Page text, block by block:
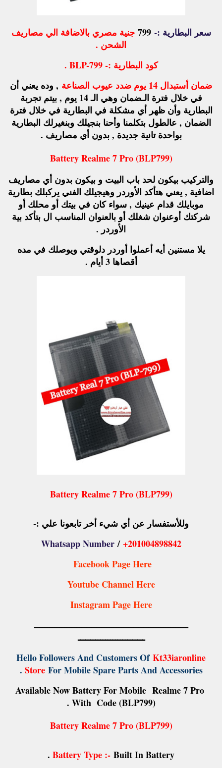
سعر البطارية :- 799
جنية مصري بالاضافة الي مصاريف
الشحن .
كود البطارية :- BLP-799 .
ضمان أستبدال 14 يوم ضدد عيوب الصناعة
, وده يعني أن
في خلال فترة الـضمان وهي الـ 14 يوم , بيتم تجربة
البطارية وأن ظهر أي مشكلة في البطارية في خلال فترة
الضمان , عالطول بتكلمنا وأحنا بنجيلك وبنغيرلك البطارية
بواحدة تانية جديدة , بدون أي مصاريف .
Battery Realme 7 Pro (BLP799)
والتركيب بيكون لحد باب البيت و بيكون بدون أي مصاريف
اضافية , يعني هتأكد الأوردر وهيجيلك الفني يركبلك بطارية
موبايلك قدام عينيك , سواء كان في بيتك أو محلك أو
شركتك أوعنوان شغلك أو بالعنوان المناسب ال بتأكد بية
الأوردر .
يلا مستنين أيه أعملوا أوردر دلوقتي ويوصلك في مده
أقصاها 3 أيام .
Battery Realme 7 Pro (BLP799)
وللأستفسار عن أي شيء أخر تابعونا علي :-
Whatsapp Number/+201004898842
Facebook Page Here
Youtube Channel Here
Instagram Page Here
ــــــــــــــــــــــــــــــــــــــــــــــــــــــــــــــ
ـــــــــــــــــــــــــــ
Hello Followers And Customers OfKt33iaronline
StoreFor Mobile Spare Parts And Accessories .
Available Now Battery For Mobile
Realme 7 Pro
With Code (BLP799) .
Battery Realme 7 Pro (BLP799)
Battery Type :- Built In Battery .